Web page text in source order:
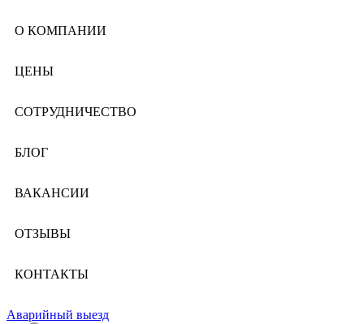
О КОМПАНИИ
ЦЕНЫ
СОТРУДНИЧЕСТВО
БЛОГ
ВАКАНСИИ
ОТЗЫВЫ
КОНТАКТЫ
Аварийный выезд